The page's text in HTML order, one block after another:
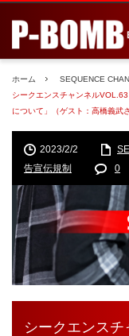
ホーム
SEQUENCE
シークエンスチャンネル
について」（ゲスト：高橋義武さ
2023/2/2
告宣伝規制
0
シークエンス